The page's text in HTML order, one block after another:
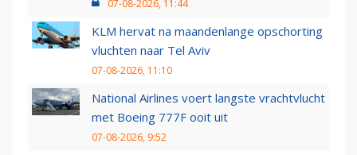
07-08-2026, 11:44
KLM hervat na maandenlange opschorting
vluchten naar Tel Aviv
07-08-2026, 11:10
National Airlines voert langste vrachtvlucht
met Boeing 777F ooit uit
07-08-2026, 9:52